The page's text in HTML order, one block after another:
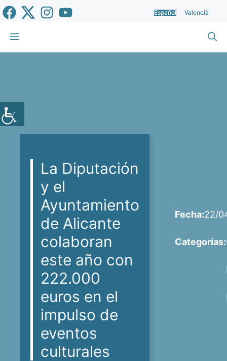
Saltar
al
contenido
Español Valencià
Menú
La Diputación
y el
Ayuntamiento
de Alicante
colaboran
este año con
222.000
euros en el
impulso de
eventos
culturales
Fecha:22/
Categorías: